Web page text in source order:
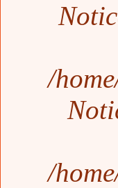
/
/